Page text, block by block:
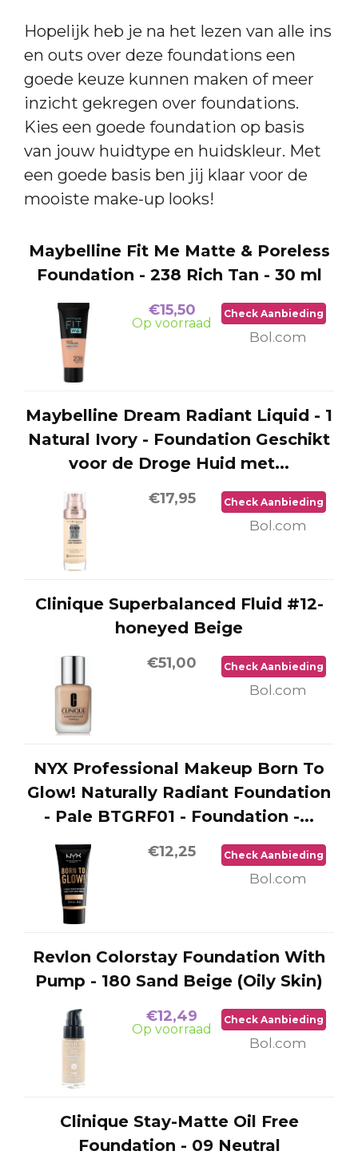
Hopelijk heb je na het lezen van alle ins
en outs over deze foundations een
goede keuze kunnen maken of meer
inzicht gekregen over foundations.
Kies een goede foundation op basis
van jouw huidtype en huidskleur. Met
een goede basis ben jij klaar voor de
mooiste make-up looks!
Maybelline Fit Me Matte & Poreless
Foundation - 238 Rich Tan - 30 ml
€15,50
Op voorraad
Check Aanbieding
Bol.com
Maybelline Dream Radiant Liquid - 1
Natural Ivory - Foundation Geschikt
voor de Droge Huid met...
€17,95 Check Aanbieding
Bol.com
Clinique Superbalanced Fluid #12-
honeyed Beige
€51,00 Check Aanbieding
Bol.com
NYX Professional Makeup Born To
Glow! Naturally Radiant Foundation
- Pale BTGRF01 - Foundation -...
€12,25 Check Aanbieding
Bol.com
Revlon Colorstay Foundation With
Pump - 180 Sand Beige (Oily Skin)
€12,49
Op voorraad
Check Aanbieding
Bol.com
Clinique Stay-Matte Oil Free
Foundation - 09 Neutral